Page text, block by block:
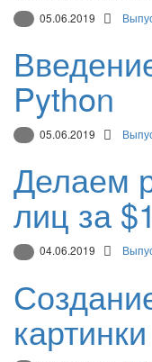
05.06.2019
Python
05.06.2019
Делаем
лиц за
04.06.2019
картинки